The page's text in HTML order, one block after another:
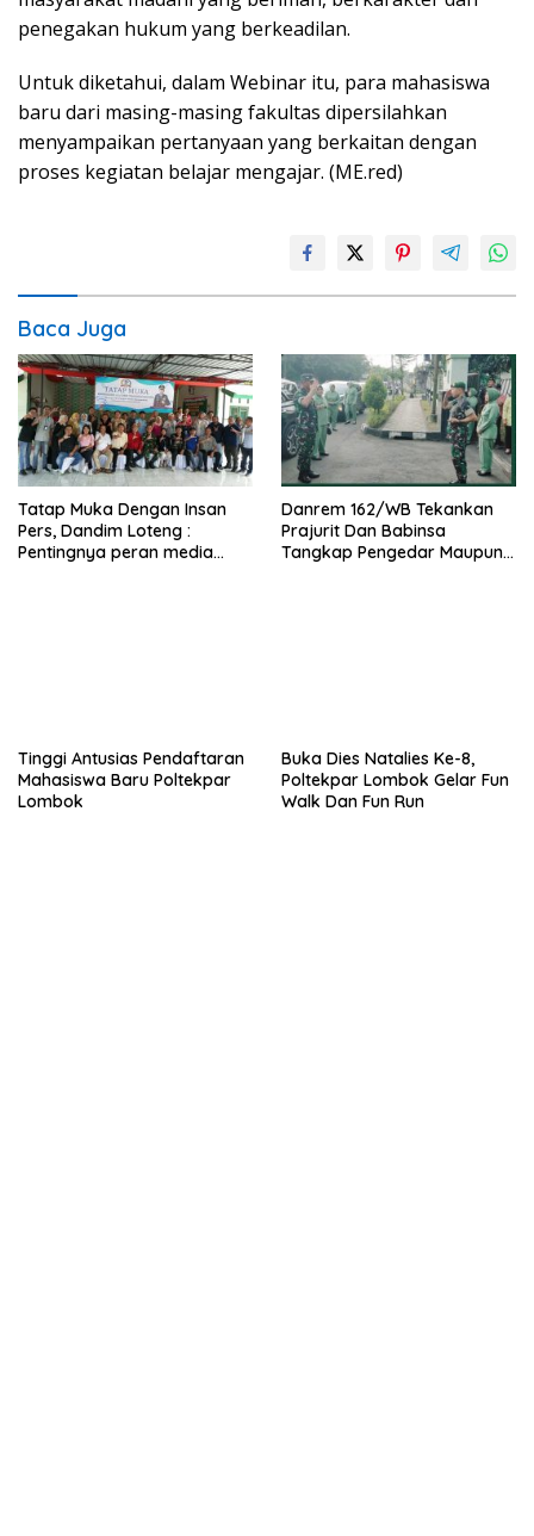
penegakan hukum yang berkeadilan.
Untuk diketahui, dalam Webinar itu, para mahasiswa
baru dari masing-masing fakultas dipersilahkan
menyampaikan pertanyaan yang berkaitan dengan
proses kegiatan belajar mengajar. (ME.red)
Baca Juga
Tatap Muka Dengan Insan
Pers, Dandim Loteng :
Pentingnya peran media
Danrem 162/WB Tekankan
Prajurit Dan Babinsa
Tangkap Pengedar Maupun
Tinggi Antusias Pendaftaran
Mahasiswa Baru Poltekpar
Lombok
Buka Dies Natalies Ke-8,
Poltekpar Lombok Gelar Fun
Walk Dan Fun Run